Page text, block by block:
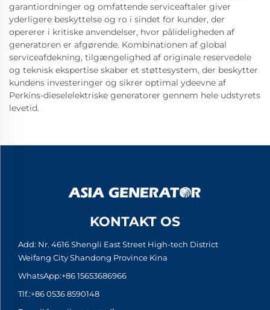
garantiordninger og omfattende serviceaftaler giver
yderligere beskyttelse og ro i sindet for kunder, der
opererer i kritiske anvendelser, hvor pålideligheden af
generatoren er afgørende. Kombinationen af global
serviceafdekning, tilgængelighed af originale reservedele
og teknisk ekspertise skaber et støttesystem, der beskytter
kundens investeringer og sikrer optimal ydeevne af
Perkins-dieselelektriske generatorer gennem hele udstyrets
levetid.
KONTAKT OS
Add: Nr. 4616 Shengli East Street High-tech District
Weifang City Shandong Province Kina
WhatsApp:+86 15653686966
Tlf.:+86 0536 8590148